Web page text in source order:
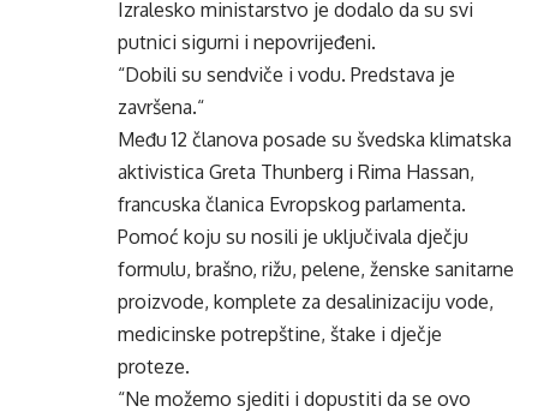
Izralesko ministarstvo je dodalo da su svi
putnici sigurni i nepovrijeđeni.
“Dobili su sendviče i vodu. Predstava je
završena.“
Među 12 članova posade su švedska klimatska
aktivistica Greta Thunberg i Rima Hassan,
francuska članica Evropskog parlamenta.
Pomoć koju su nosili je uključivala dječju
formulu, brašno, rižu, pelene, ženske sanitarne
proizvode, komplete za desalinizaciju vode,
medicinske potrepštine, štake i dječje
proteze.
“Ne možemo sjediti i dopustiti da se ovo